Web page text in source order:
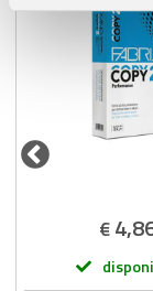
pubblicità e
con altre
raccolto dal
€